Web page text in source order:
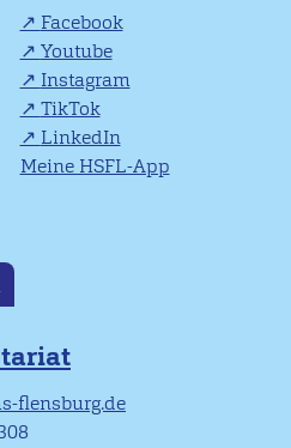
Facebook
Youtube
Instagram
TikTok
LinkedIn
Meine HSFL-App
flensburg.de